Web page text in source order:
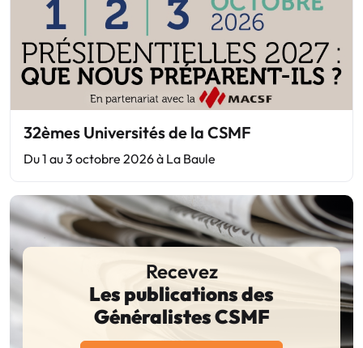
32èmes Universités de la CSMF
Du 1 au 3 octobre 2026 à La Baule
Recevez
Les publications des
Généralistes CSMF